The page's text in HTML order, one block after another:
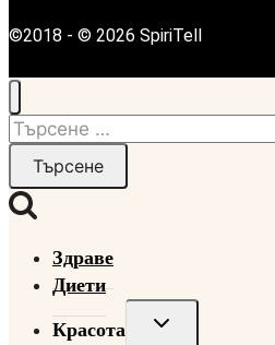
©2018 - © 2026 SpiriTell
Търсене
Здраве
Диети
Красота
Toggle